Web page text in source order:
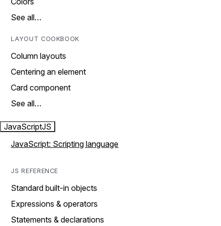
See all…
LAYOUT COOKBOOK
Column layouts
Centering an element
Card component
See all…
JavaScriptJS
JavaScript: Scripting language
JS REFERENCE
Standard built-in objects
Expressions & operators
Statements & declarations